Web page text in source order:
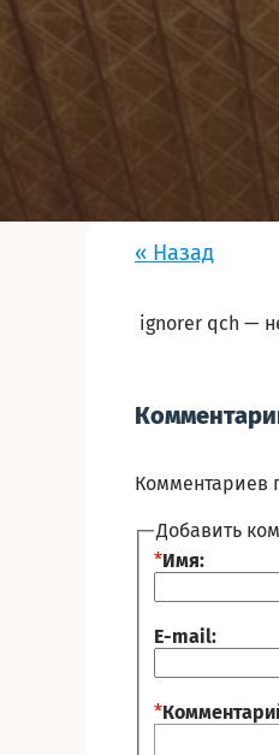
« Назад
ignorer qch —
Комментариев
Добавить
*Имя:
E-mail:
*